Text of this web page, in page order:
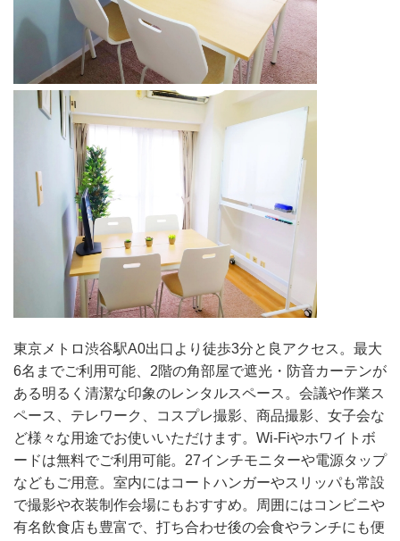
東京メトロ渋谷駅A0出口より徒歩3分と良アクセス。最大
6名までご利用可能、2階の角部屋で遮光・防音カーテンが
ある明るく清潔な印象のレンタルスペース。会議や作業ス
ペース、テレワーク、コスプレ撮影、商品撮影、女子会な
ど様々な用途でお使いいただけます。Wi-Fiやホワイトボ
ードは無料でご利用可能。27インチモニターや電源タップ
などもご用意。室内にはコートハンガーやスリッパも常設
で撮影や衣装制作会場にもおすすめ。周囲にはコンビニや
有名飲食店も豊富で、打ち合わせ後の会食やランチにも便